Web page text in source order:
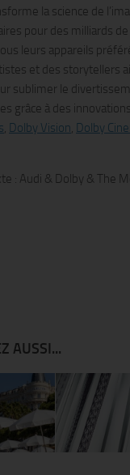
la science de
pour des milliards
leurs appareils
et des storytellers
sublimer le
grâce à des
, Dolby Vision, Dolby
: Audi & Dolby & The
AUSSI...